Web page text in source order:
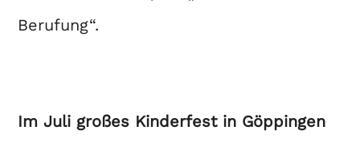
Berufung“.
Im Juli großes Kinderfest in Göppingen